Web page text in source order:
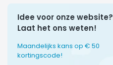
Idee voor onze website?
Laat het ons weten!
Maandelijks kans op € 50
kortingscode!